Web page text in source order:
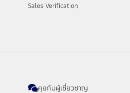
Sales Verification
คุยกับผู้เชี่ยวชาญ